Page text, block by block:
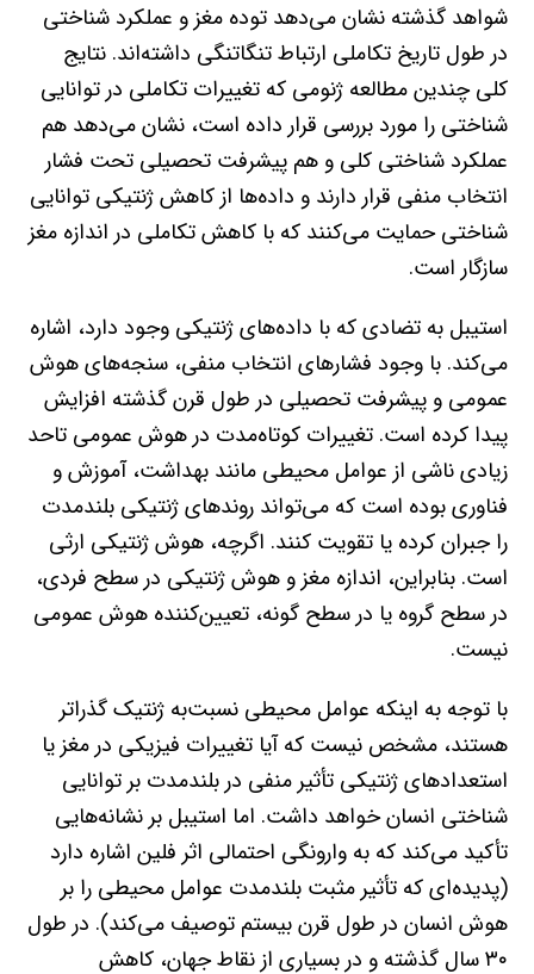
شواهد گذشته نشان می‌دهد توده مغز و عملکرد شناختی
در طول تاریخ تکاملی ارتباط تنگاتنگی داشته‌اند. نتایج
کلی چندین مطالعه ژنومی که تغییرات تکاملی در توانایی
شناختی را مورد بررسی قرار داده است، نشان می‌دهد هم
عملکرد شناختی کلی و هم پیشرفت تحصیلی تحت فشار
انتخاب منفی قرار دارند و داده‌ها از کاهش ژنتیکی توانایی
شناختی حمایت می‌کنند که با کاهش تکاملی در اندازه مغز
سازگار است.
استیبل به تضادی که با داده‌های ژنتیکی وجود دارد، اشاره
می‌کند. با وجود فشارهای انتخاب منفی، سنجه‌های هوش
عمومی و پیشرفت تحصیلی در طول قرن گذشته افزایش
پیدا کرده است. تغییرات کوتاه‌مدت در هوش عمومی تاحد
زیادی ناشی از عوامل محیطی مانند بهداشت، آموزش و
فناوری بوده است که می‌تواند روندهای ژنتیکی بلندمدت
را جبران کرده یا تقویت کنند. اگرچه، هوش ژنتیکی ارثی
است. بنابراین، اندازه مغز و هوش ژنتیکی در سطح فردی،
در سطح گروه یا در سطح گونه، تعیین‌کننده هوش عمومی
نیست.
با توجه به اینکه عوامل محیطی نسبت‌به ژنتیک گذراتر
هستند، مشخص نیست که آیا تغییرات فیزیکی در مغز یا
استعدادهای ژنتیکی تأثیر منفی در بلندمدت بر توانایی
شناختی انسان خواهد داشت. اما استیبل بر نشانه‌هایی
تأکید می‌کند که به وارونگی احتمالی اثر فلین اشاره دارد
(پدیده‌ای که تأثیر مثبت بلندمدت عوامل محیطی را بر
هوش انسان در طول قرن بیستم توصیف می‌کند). در طول
۳۰ سال گذشته و در بسیاری از نقاط جهان، کاهش